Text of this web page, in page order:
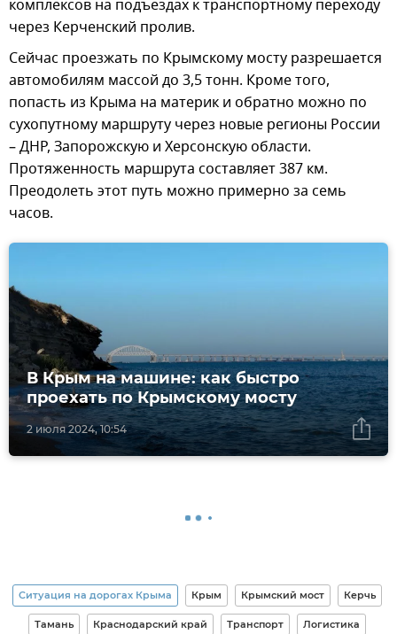
комплексов на подъездах к транспортному переходу
через Керченский пролив.
Сейчас проезжать по Крымскому мосту разрешается
автомобилям массой до 3,5 тонн. Кроме того,
попасть из Крыма на материк и обратно можно по
сухопутному маршруту через новые регионы России
– ДНР, Запорожскую и Херсонскую области.
Протяженность маршрута составляет 387 км.
Преодолеть этот путь можно примерно за семь
часов.
2 июля 2024, 10:54
В Крым на машине: как быстро
проехать по Крымскому мосту
Ситуация на дорогах Крыма Крым Крымский мост Керчь
Тамань Краснодарский край Транспорт Логистика